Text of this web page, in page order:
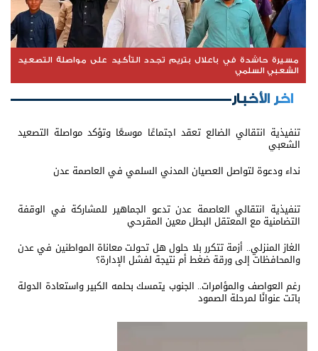
مسيرة حاشدة في باعلال بتريم تجدد التأكيد على مواصلة التصعيد
الشعبي السلمي
اخر الأخبار
تنفيذية انتقالي الضالع تعقد اجتماعًا موسعًا وتؤكد مواصلة التصعيد
الشعبي
نداء ودعوة لتواصل العصيان المدني السلمي في العاصمة عدن
تنفيذية انتقالي العاصمة عدن تدعو الجماهير للمشاركة في الوقفة
التضامنية مع المعتقل البطل معين المقرحي
الغاز المنزلي.. أزمة تتكرر بلا حلول هل تحولت معاناة المواطنين في عدن
والمحافظات إلى ورقة ضغط أم نتيجة لفشل الإدارة؟
رغم العواصف والمؤامرات.. الجنوب يتمسك بحلمه الكبير واستعادة الدولة
باتت عنوانًا لمرحلة الصمود